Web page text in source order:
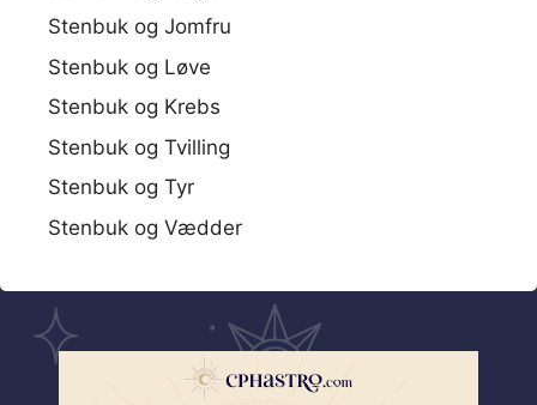
Stenbuk og Jomfru
Stenbuk og Løve
Stenbuk og Krebs
Stenbuk og Tvilling
Stenbuk og Tyr
Stenbuk og Vædder